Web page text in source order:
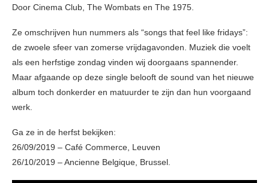
Door Cinema Club, The Wombats en The 1975.
Ze omschrijven hun nummers als “songs that feel like fridays”:
de zwoele sfeer van zomerse vrijdagavonden. Muziek die voelt
als een herfstige zondag vinden wij doorgaans spannender.
Maar afgaande op deze single belooft de sound van het nieuwe
album toch donkerder en matuurder te zijn dan hun voorgaand
werk.
Ga ze in de herfst bekijken:
26/09/2019 – Café Commerce, Leuven
26/10/2019 – Ancienne Belgique, Brussel.